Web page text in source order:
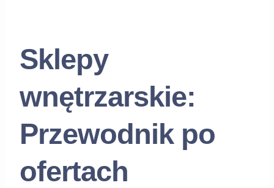
Sklepy
wnętrzarskie:
Przewodnik po
ofertach